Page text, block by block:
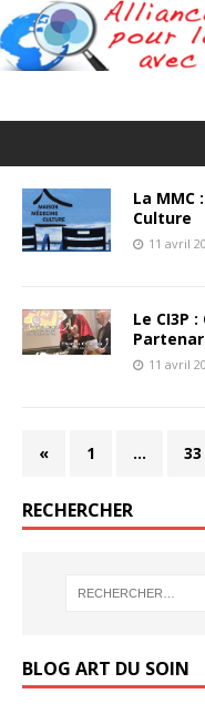
La MMC
Culture
11 avril
Le CI3P
11 avril
« 1 … 33
RECHERCHER
BLOG ART DU SOIN